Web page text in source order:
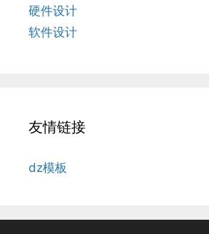
硬件设计
软件设计
友情链接
dz模板